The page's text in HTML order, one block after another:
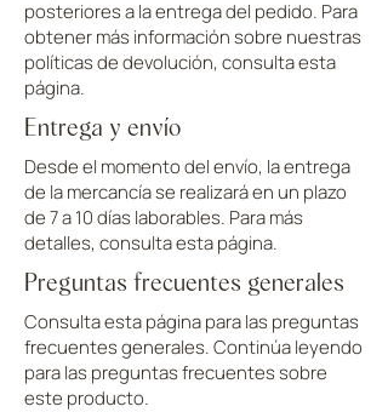
posteriores a la entrega del pedido. Para
obtener más información sobre nuestras
políticas de devolución, consulta esta
página.
Entrega y envío
Desde el momento del envío, la entrega
de la mercancía se realizará en un plazo
de 7 a 10 días laborables. Para más
detalles, consulta esta página.
Preguntas frecuentes generales
Consulta esta página para las preguntas
frecuentes generales. Continúa leyendo
para las preguntas frecuentes sobre
este producto.